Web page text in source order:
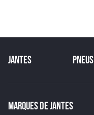
JANTES PNEUS
MARQUES DE JANTES